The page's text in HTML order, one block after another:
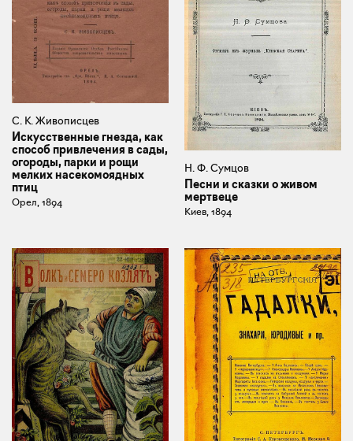
С. К. Живописцев
Искусственные гнезда, как
способ привлечения в сады,
огороды, парки и рощи
мелких насекомоядных
птиц
Орел, 1894
Н. Ф. Сумцов
Песни и сказки о живом
мертвеце
Киев, 1894